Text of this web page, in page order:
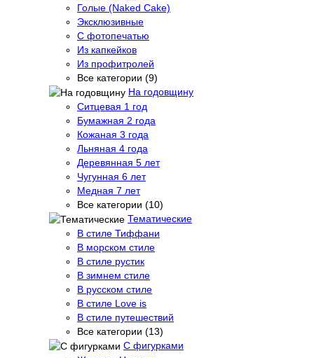
Голые (Naked Cake)
Эксклюзивные
С фотопечатью
Из капкейков
Из профитролей
Все категории (9)
На годовщину
Ситцевая 1 год
Бумажная 2 года
Кожаная 3 года
Льняная 4 года
Деревянная 5 лет
Чугунная 6 лет
Медная 7 лет
Все категории (10)
Тематические
В стиле Тиффани
В морском стиле
В стиле рустик
В зимнем стиле
В русском стиле
В стиле Love is
В стиле путешествий
Все категории (13)
С фигурками